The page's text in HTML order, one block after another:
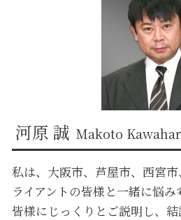
芦屋市 企業法務 弁護士
兵庫 債権回収 弁護士
西宮市 自己破産 弁護士
大阪市 企業法務 弁護士
京都 離婚 弁護士
兵庫 金銭トラブル 弁護士
芦屋市 離婚 弁護士
河原 誠 Makoto
私は、大阪市、芦屋市、西宮
ライアントの皆様と一緒に悩
皆様にじっくりとご説明し、